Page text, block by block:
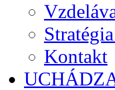
Kontakt